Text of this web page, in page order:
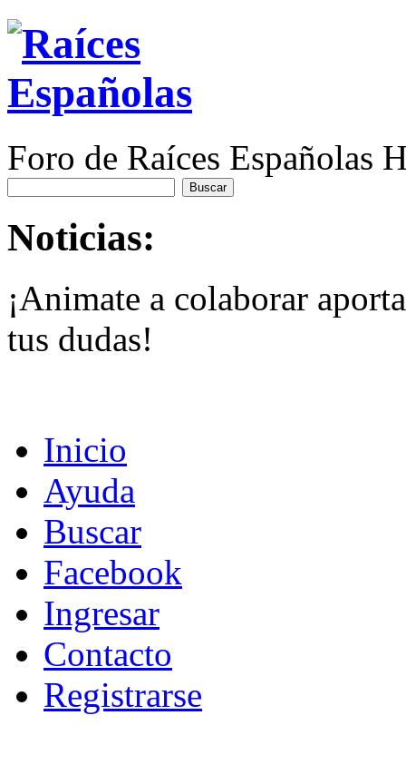
Foro de Raíces Españolas
Noticias:
¡Animate a colaborar
tus dudas!
Inicio
Ayuda
Buscar
Facebook
Ingresar
Contacto
Registrarse